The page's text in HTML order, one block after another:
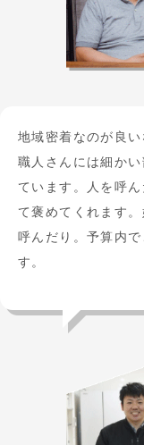
地域密着なのが良
職人さんには細か
ています。人を呼
て褒めてくれます
呼んだり。予算内
す。